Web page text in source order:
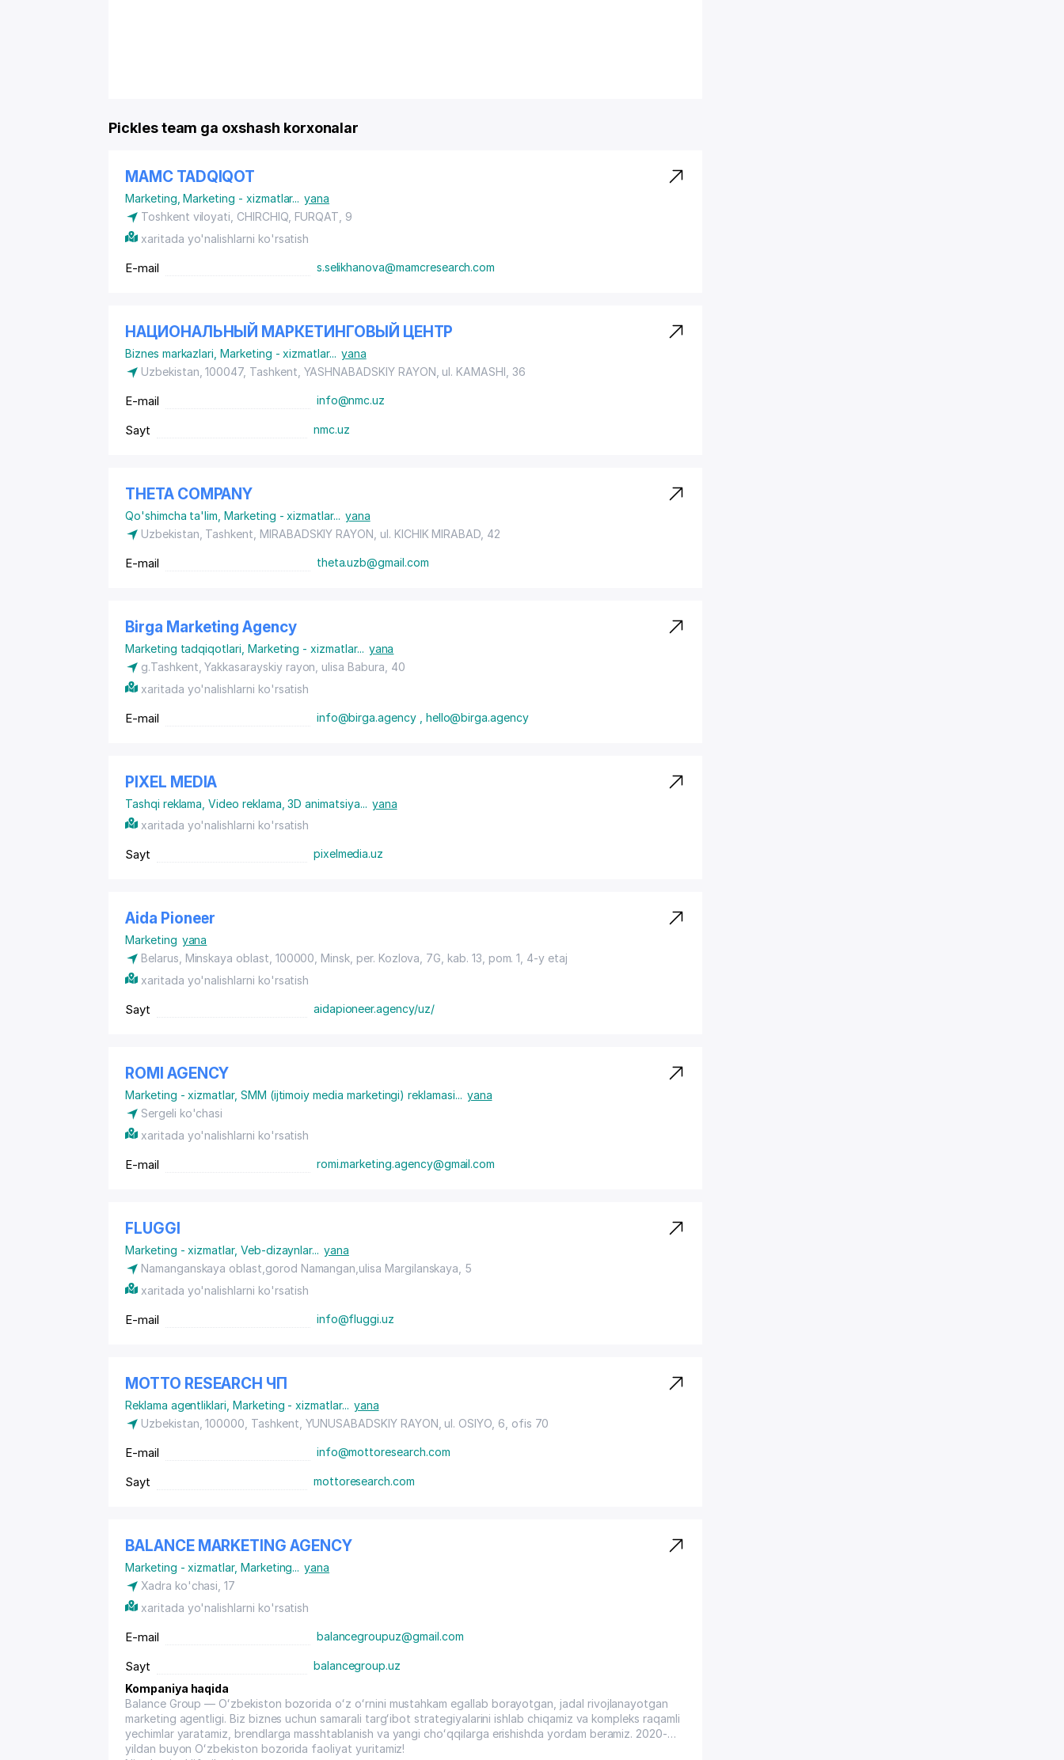
Pickles team ga oxshash korxonalar
MAMC TADQIQOT
Marketing ,Marketing - xizmatlar... yana
Toshkent viloyati, CHIRCHIQ, FURQAT, 9
xaritada yo'nalishlarni ko'rsatish
E-mail s.selikhanova@mamcresearch.com
НАЦИОНАЛЬНЫЙ МАРКЕТИНГОВЫЙ ЦЕНТР
Biznes markazlari ,Marketing - xizmatlar... yana
Uzbekistan, 100047, Tashkent, YASHNABADSKIY RAYON , ul. KAMASHI, 36
E-mail info@nmc.uz
Sayt nmc.uz
THETA COMPANY
Qo'shimcha ta'lim ,Marketing - xizmatlar... yana
Uzbekistan, Tashkent, MIRABADSKIY RAYON ul. KICHIK MIRABAD , 42
E-mail theta.uzb@gmail.com
Birga Marketing Agency
Marketing tadqiqotlari Marketing - xizmatlar... yana
g.Tashkent,Yakkasarayskiy rayon , ulisa Babura, 40
xaritada yo'nalishlarni ko'rsatish
E-mail info@birga.agency , hello@birga.agency
PIXEL MEDIA
Tashqi reklama ,Video reklama, 3D animatsiya... yana
xaritada yo'nalishlarni ko'rsatish
Sayt pixelmedia.uz
Aida Pioneer
Marketing yana
Belarus, Minskaya oblast, 100000, Minsk, per. Kozlova, 7G, kab. 13, pom. 1, 4-y etaj
xaritada yo'nalishlarni ko'rsatish
Sayt aidapioneer.agency/uz/
ROMI AGENCY
Marketing - xizmatlar, SMM (ijtimoiy media marketingi) reklamasi... yana
Sergeli ko'chasi
xaritada yo'nalishlarni ko'rsatish
E-mail romi.marketing.agency@gmail.com
FLUGGI
Marketing - xizmatlar, Veb-dizaynlar... yana
Namanganskaya oblast,gorod Namangan,ulisa Margilanskaya, 5
xaritada yo'nalishlarni ko'rsatish
E-mail info@fluggi.uz
MOTTO RESEARCH ЧП
Reklama agentliklari Marketing - xizmatlar... yana
Uzbekistan, 100000, Tashkent, YUNUSABADSKIY RAYON , ul. OSIYO, 6, ofis 70
E-mail info@mottoresearch.com
Sayt mottoresearch.com
BALANCE MARKETING AGENCY
Marketing - xizmatlar, Marketing... yana
Xadra ko'chasi, 17
xaritada yo'nalishlarni ko'rsatish
E-mail balancegroupuz@gmail.com
Sayt
balancegroup.uz
Kompaniya haqida
Balance Group — Oʻzbekiston bozorida oʻz oʻrnini mustahkam egallab borayotgan, jadal rivojlanayotgan
marketing agentligi. Biz biznes uchun samarali targʻibot strategiyalarini ishlab chiqamiz va kompleks raqamli
yechimlar yaratamiz, brendlarga masshtablanish va yangi choʻqqilarga erishishda yordam beramiz. 2020-
yildan buyon Oʻzbekiston bozorida faoliyat yuritamiz!